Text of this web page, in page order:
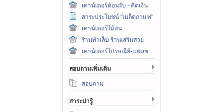
เคาน์เตอร์ต้อนรับ - คิดเงิน
สาระประโยชน์ "เมล็ดกาแฟ"
เคาน์เตอร์ไม้สน
ร้านทำเล็บ ร้านเสริมสวย
เคาน์เตอร์ไปรษณีย์-แฟลช
สอบถามเพิ่มเติม
สอบถาม
สาระน่ารู้